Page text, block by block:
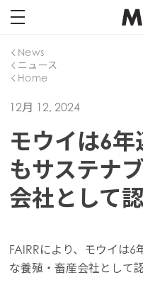
Home
ニュース
News
12月 12, 2024
モウイは6
もサステナ
会社として
FAIRRにより、モウイは
な養殖・畜産会社として